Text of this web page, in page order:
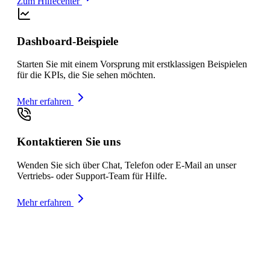
Dashboard-Beispiele
Starten Sie mit einem Vorsprung mit erstklassigen Beispielen
für die KPIs, die Sie sehen möchten.
Mehr erfahren
Kontaktieren Sie uns
Wenden Sie sich über Chat, Telefon oder E-Mail an unser
Vertriebs- oder Support-Team für Hilfe.
Mehr erfahren